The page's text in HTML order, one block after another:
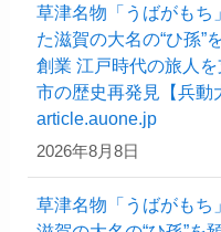
草津名物「うばがもち
た滋賀の大名の“ひ孫”
創業 江戸時代の旅人
市の歴史再発見【兵動
article.auone.jp
2026年8月8日
草津名物「うばがもち